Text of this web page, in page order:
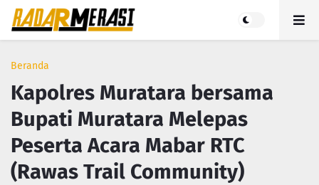
Beranda
Kapolres Muratara bersama
Bupati Muratara Melepas
Peserta Acara Mabar RTC
(Rawas Trail Community)